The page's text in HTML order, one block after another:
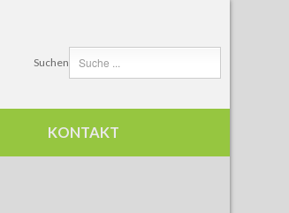
Suchen
KONTAKT